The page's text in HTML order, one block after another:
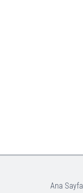
Ana Sayfa